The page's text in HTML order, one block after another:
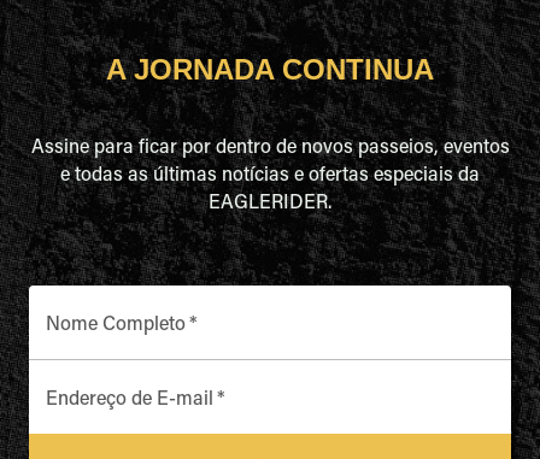
A JORNADA CONTINUA
Assine para ficar por dentro de novos passeios, eventos
e todas as últimas notícias e ofertas especiais da
EAGLERIDER.
Nome Completo*
Endereço de E-mail *